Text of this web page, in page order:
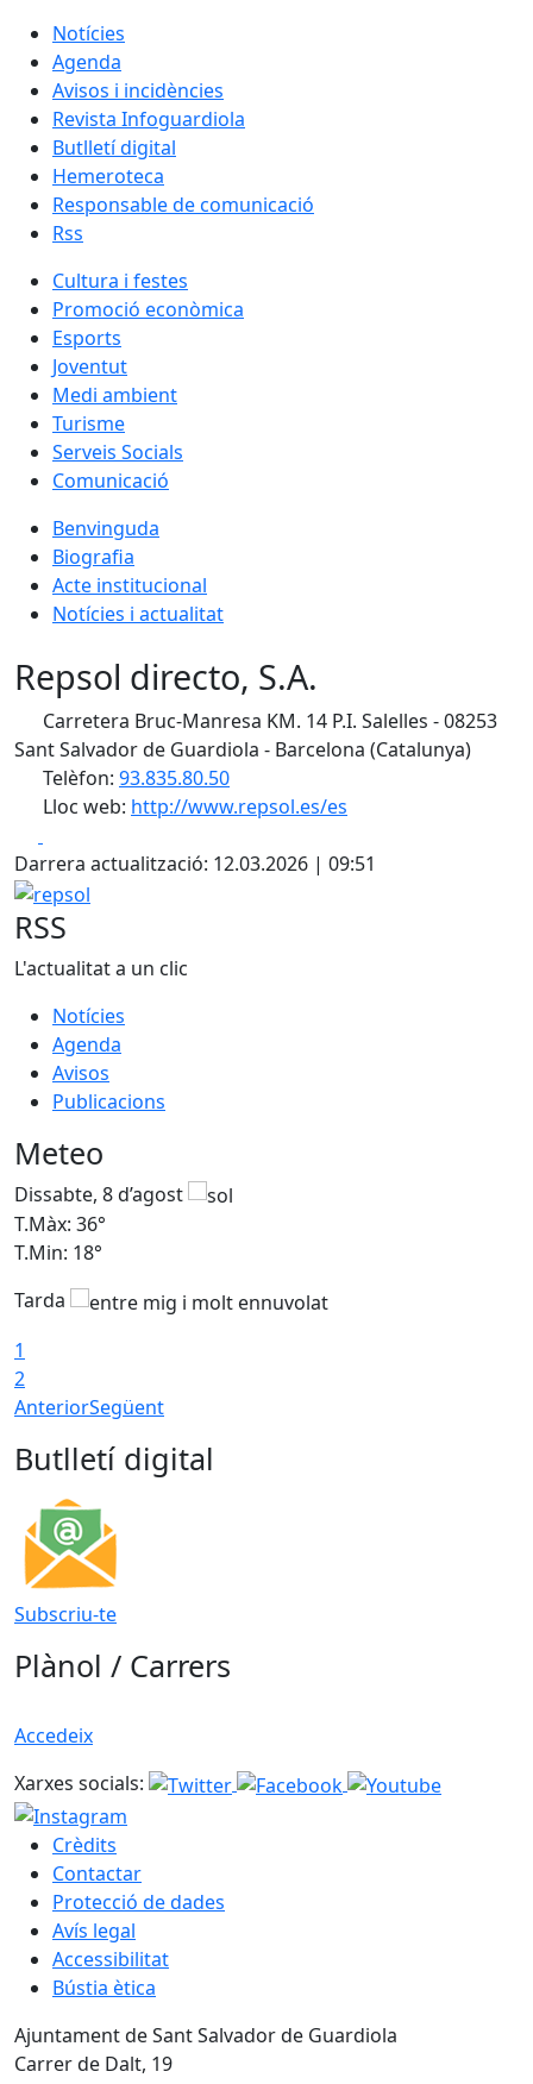
Notícies
Agenda
Avisos i incidències
Revista Infoguardiola
Butlletí digital
Hemeroteca
Responsable de comunicació
Rss
Cultura i festes
Promoció econòmica
Esports
Joventut
Medi ambient
Turisme
Serveis Socials
Comunicació
Benvinguda
Biografia
Acte institucional
Notícies i actualitat
Repsol directo, S.A.
Carretera Bruc-Manresa KM. 14 P.I. Salelles - 08253
Sant Salvador de Guardiola - Barcelona (Catalunya)
Telèfon: 93.835.80.50
Lloc web: http://www.repsol.es/es
Darrera actualització: 12.03.2026 | 09:51
repsol
RSS
L'actualitat a un clic
Notícies
Agenda
Avisos
Publicacions
Meteo
Dissabte, 8 d’agost
T.Màx: 36°
T.Min: 18°
Tarda
1
2
AnteriorSegüent
Butlletí digital
Subscriu-te
Plànol / Carrers
Accedeix
Xarxes socials:
Crèdits
Contactar
Protecció de dades
Avís legal
Accessibilitat
Bústia ètica
Ajuntament de Sant Salvador de Guardiola
Carrer de Dalt, 19